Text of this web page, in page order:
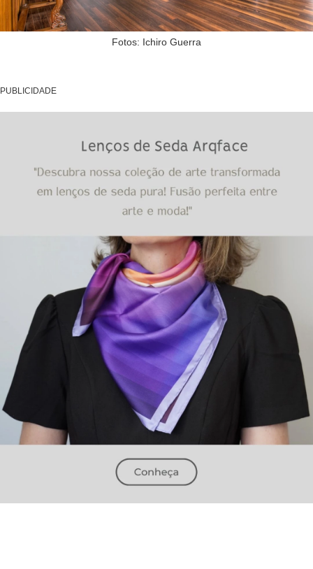
Fotos: Ichiro Guerra
PUBLICIDADE